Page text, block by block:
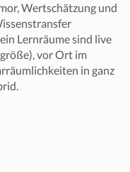
Wertschätzung und
Lernräume sind live
vor Ort im
in ganz